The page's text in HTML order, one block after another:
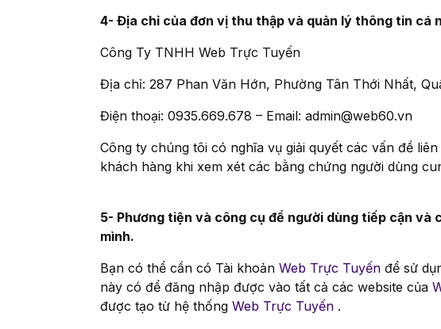
4- Địa chỉ của đơn vị thu thập và quản lý thông tin cá
Công Ty TNHH Web Trực Tuyến
Địa chỉ: 287 Phan Văn Hớn, Phường Tân Thới Nhất,
Điện thoại: 0935.669.678 – Email: admin@web60.vn
Công ty chúng tôi có nghĩa vụ giải quyết các vấn đề
khách hàng khi xem xét các bằng chứng người dùng
5- Phương tiện và công cụ để người dùng tiếp cận và
mình.
Bạn có thể cần có Tài khoản Web Trực Tuyến để sử
này có để đăng nhập được vào tất cả các website của
được tạo từ hệ thống Web Trực Tuyến .